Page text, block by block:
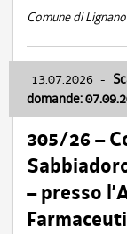
Comune di
13.07.2026 -
domande:
305/26 –
– presso